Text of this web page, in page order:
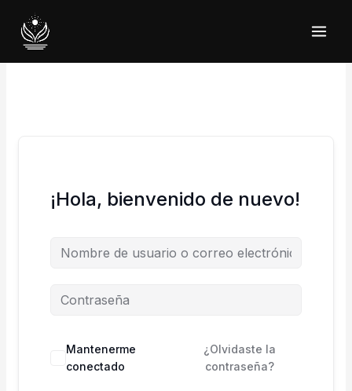
contenido
¡Hola, bienvenido de nuevo!
Mantenerme
conectado
¿Olvidaste la
contraseña?